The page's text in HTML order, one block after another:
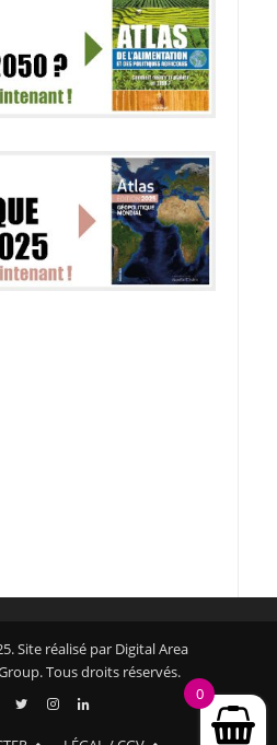
Site réalisé par Digital Area
Tous droits réservés.
0